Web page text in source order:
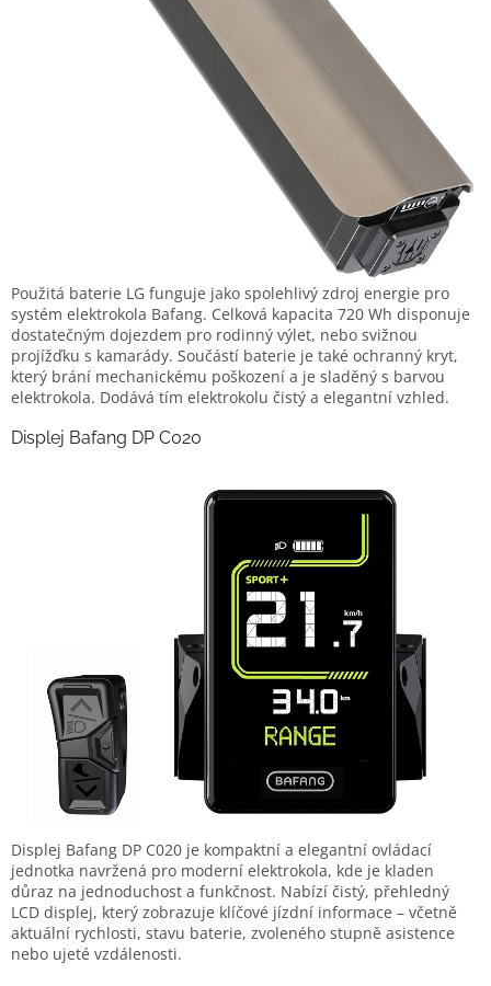
Použitá baterie LG funguje jako spolehlivý zdroj energie pro
systém elektrokola Bafang. Celková kapacita 720 Wh disponuje
dostatečným dojezdem pro rodinný výlet, nebo svižnou
projížďku s kamarády. Součástí baterie je také ochranný kryt,
který brání mechanickému poškození a je sladěný s barvou
elektrokola. Dodává tím elektrokolu čistý a elegantní vzhled.
Displej Bafang DP C020
Displej Bafang DP C020 je kompaktní a elegantní ovládací
jednotka navržená pro moderní elektrokola, kde je kladen
důraz na jednoduchost a funkčnost. Nabízí čistý, přehledný
LCD displej, který zobrazuje klíčové jízdní informace – včetně
aktuální rychlosti, stavu baterie, zvoleného stupně asistence
nebo ujeté vzdálenosti.